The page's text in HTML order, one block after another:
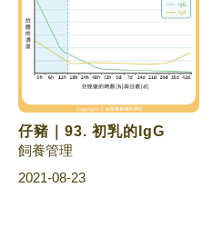
仔豬｜93. 初乳的IgG
飼養管理
2021-08-23